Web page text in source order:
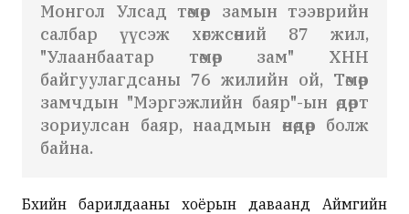
Монгол Улсад төмөр замын тээврийн
салбар үүсэж хөгжсөний 87 жил,
"Улаанбаатар төмөр зам" ХНН
байгуулагдсаны 76 жилийн ой, Төмөр
замчдын "Мэргэжлийн баяр"-ын өдөрт
зориулсан баяр, наадмын өнөөдөр болж
байна.
Бөхийн барилдааны хоёрын даваанд Аймгийн